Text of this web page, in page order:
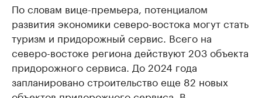
По словам вице-премьера, потенциалом
развития экономики северо-востока могут стать
туризм и придорожный сервис. Всего на
северо-востоке региона действуют 203 объекта
придорожного сервиса. До 2024 года
запланировано строительство еще 82 новых